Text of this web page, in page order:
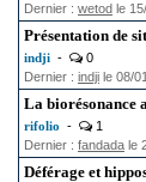
Dernier : wetod le
Présentation de
indji -
0
Dernier : indji le 08/
La biorésonance
rifolio -
1
Dernier : fandada le
Déférage et